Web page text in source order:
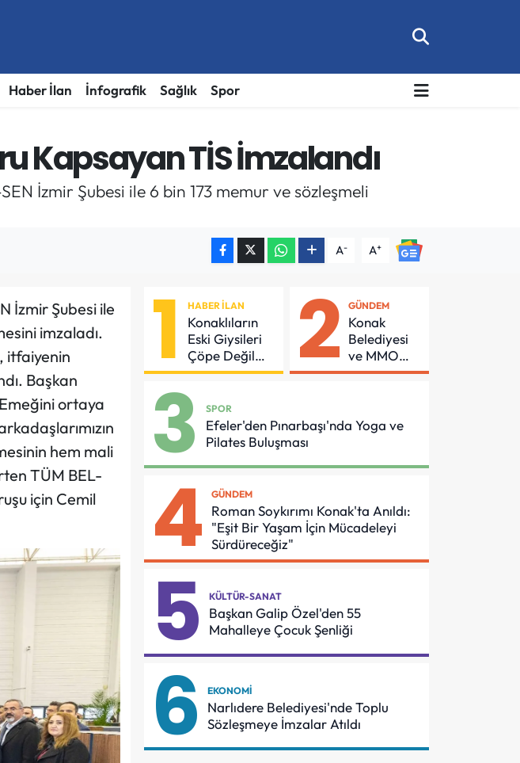
Haber İlan İnfografik Sağlık Spor
Kapsayan TİS İmzalandı
İzmir Şubesi ile 6 bin 173 memur ve sözleşmeli
A- A+
İzmir Şubesi ile
imzaladı.
itfaiyenin
Başkan
ortaya
hem mali
TÜM BEL-
için Cemil
1 HABER İLAN
Konaklıların
Eski Giysileri
Çöpe Değil
Geri
Gidiyor
2 GÜNDEM
Konak
Belediyesi
ve MMO
Arasında
İçin Önemli
Protokol
3 SPOR
Efeler'den Pınarbaşı'nda Yoga ve
Pilates Buluşması
4 GÜNDEM
Roman Soykırımı Konak'ta Anıldı:
"Eşit Bir Yaşam İçin Mücadeleyi
Sürdüreceğiz"
5 KÜLTÜR-SANAT
Başkan Galip Özel'den 55
Mahalleye Çocuk Şenliği
6 EKONOMI
Narlıdere Belediyesi'nde Toplu
Sözleşmeye İmzalar Atıldı